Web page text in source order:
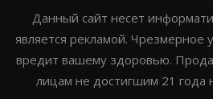
Данный сайт несет
является рекламой. Чрезмерное
вредит вашему здоровью.
лицам не достигшим 21 года